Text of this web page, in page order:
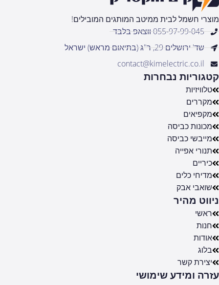
מוצרי חשמל לבית ממיטב המותגים המובילים!
055-97-99-045 ווצאפ בלבד
שד' ירושלים 29, ר"ג (בתיאום מראש) ישראל
contact@kimelectric.co.il
קטגוריות נבחרות
טלוויזיות
מקררים
מקפיאים
מכונות כביסה
מייבשי כביסה
תנורי אפייה
כיריים
מדיחי כלים
שואבי אבק
ניווט מהיר
ראשי
חנות
אודות
בלוג
יצירת קשר
עזרה ומידע שימושי